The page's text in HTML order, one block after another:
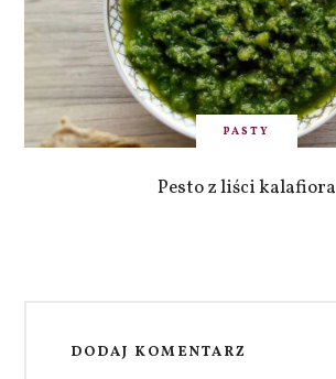
PASTY
Pesto z liści kalafiora
DODAJ KOMENTARZ